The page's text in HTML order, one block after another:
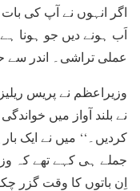
اگر انہوں نے آپ کی
اَب ہونے دیں جو ہونا
عملی تراشی۔ اندر سے
وزیراعظم نے پریس
نے بلند آواز میں
کردیں۔‘‘ میں نے ایک
جملے ہی کہے تھے کہ
اِن باتوں کا وقت گزر چکا